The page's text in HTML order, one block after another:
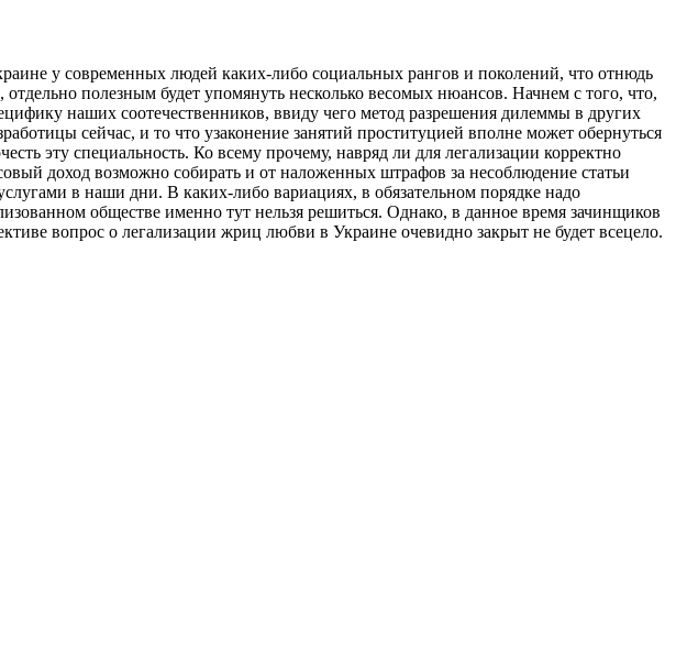
у современных людей каких-либо социальных рангов и поколений, что отнюдь
полезным будет упомянуть несколько весомых нюансов. Начнем с того, что,
наших соотечественников, ввиду чего метод разрешения дилеммы в других
сейчас, и то что узаконение занятий проституцией вполне может обернуться
эту специальность. Ко всему прочему, навряд ли для легализации корректно
доход возможно собирать и от наложенных штрафов за несоблюдение статьи
в наши дни. В каких-либо вариациях, в обязательном порядке надо
обществе именно тут нельзя решиться. Однако, в данное время зачинщиков
вопрос о легализации жриц любви в Украине очевидно закрыт не будет всецело.